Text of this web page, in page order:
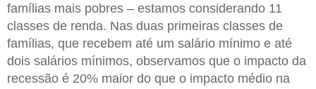
famílias mais pobres – estamos considerando 11
classes de renda. Nas duas primeiras classes de
famílias, que recebem até um salário mínimo e até
dois salários mínimos, observamos que o impacto da
recessão é 20% maior do que o impacto médio na